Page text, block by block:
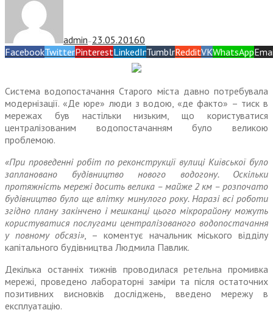
admin — 23.05.20160
FacebookTwitterPinterestLinkedInTumblrRedditVKWhatsApp
Система водопостачання Старого міста давно потребувала
модернізації. «Де юре» люди з водою, «де факто» – тиск в
мережах був настільки низьким, що користуватися
централізованим водопостачанням було великою
проблемою.
«При проведенні робіт по реконструкції вулиці Київської було
заплановано будівництво нового водогону. Оскільки
протяжність мережі досить велика – майже 2 км – розпочато
будівництво було ще влітку минулого року. Наразі всі роботи
згідно плану закінчено і мешканці цього мікрорайону можуть
користуватися послугами централізованого водопостачання
у повному обсязі», – коментує начальник міського відділу
капітального будівництва Людмила Павлик.
Декілька останніх тижнів проводилася ретельна промивка
мережі, проведено лабораторні заміри та після остаточних
позитивних висновків досліджень, введено мережу в
експлуатацію.